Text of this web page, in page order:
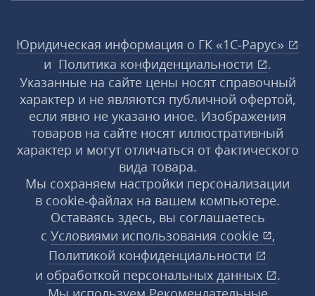
Юридическая информация о ГК «1С‑Рарус»
и Политика конфиденциальности
.
Указанные на сайте цены носят справочный
характер и не являются публичной офертой,
если явно не указано иное. Изображения
товаров на сайте носят иллюстративный
характер и могут отличаться от фактического
вида товара.
Мы сохраняем настройки персонализации
в cookie‑файлах на вашем компьютере.
Оставаясь здесь, вы соглашаетесь
с Условиями использования cookie
,
Политикой конфиденциальности
и обработкой персональных данных
.